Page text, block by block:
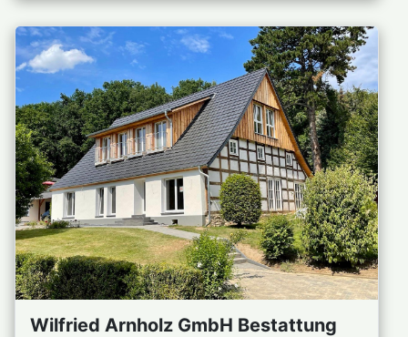
Wilfried Arnholz GmbH Bestattung